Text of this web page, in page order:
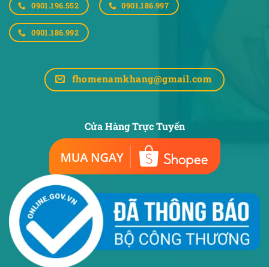
0901.196.552 0901.186.997
0901.186.992
fhomenamkhang@gmail.com
Cửa Hàng Trực Tuyến